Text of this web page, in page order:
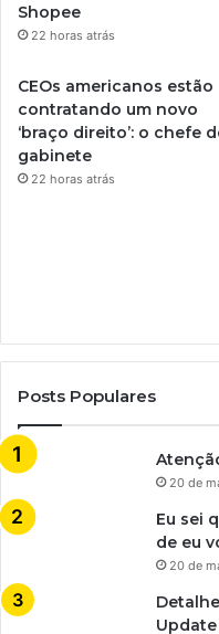
Shopee
22 horas atrás
CEOs americanos estão
contratando um novo
‘braço direito’: o chefe
gabinete
22 horas atrás
Posts Populares
20 de
Eu sei
de eu
20 de
Update